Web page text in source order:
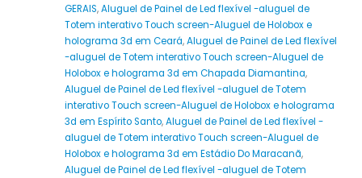
GERAIS,Aluguel de Painel de Led flexível -aluguel de
Totem interativo Touch screen-Aluguel de Holobox e
holograma 3d em Ceará,Aluguel de Painel de Led flexível
-aluguel de Totem interativo Touch screen-Aluguel de
Holobox e holograma 3d em Chapada Diamantina,
Aluguel de Painel de Led flexível -aluguel de Totem
interativo Touch screen-Aluguel de Holobox e holograma
3d em Espírito Santo,Aluguel de Painel de Led flexível -
aluguel de Totem interativo Touch screen-Aluguel de
Holobox e holograma 3d em Estádio Do Maracanã,
Aluguel de Painel de Led flexível -aluguel de Totem